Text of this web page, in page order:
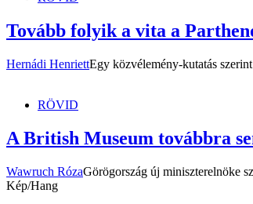
Tovább folyik a vita a
Hernádi HenriettEgy közvélemény-kutatás
RÖVID
A British Museum továbbra
Wawruch RózaGörögország új miniszterelnöke
Kép/Hang